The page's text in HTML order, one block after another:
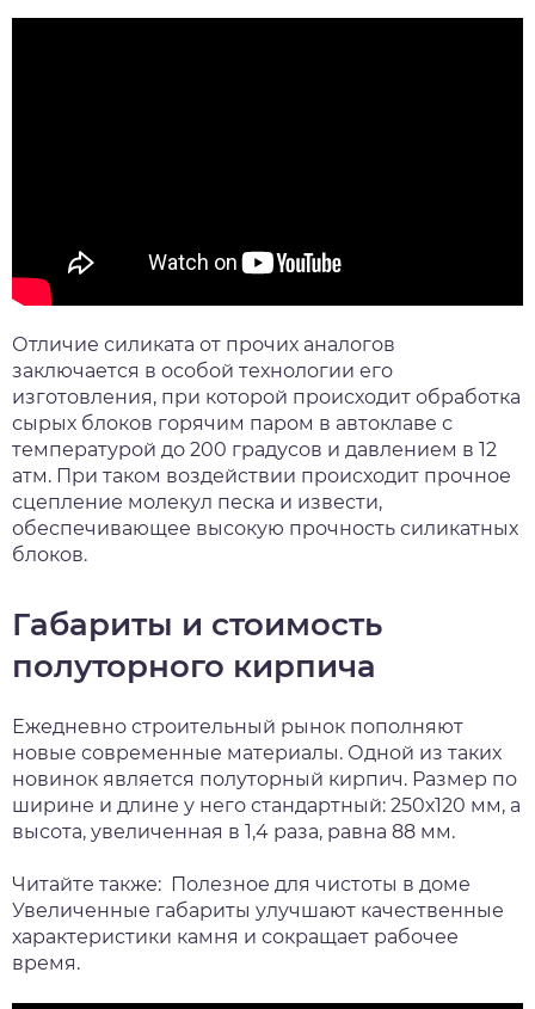
Отличие силиката от прочих аналогов
заключается в особой технологии его
изготовления, при которой происходит обработка
сырых блоков горячим паром в автоклаве с
температурой до 200 градусов и давлением в 12
атм. При таком воздействии происходит прочное
сцепление молекул песка и извести,
обеспечивающее высокую прочность силикатных
блоков.
Габариты и стоимость
полуторного кирпича
Ежедневно строительный рынок пополняют
новые современные материалы. Одной из таких
новинок является полуторный кирпич. Размер по
ширине и длине у него стандартный: 250х120 мм, а
высота, увеличенная в 1,4 раза, равна 88 мм.
Читайте также: Полезное для чистоты в доме
Увеличенные габариты улучшают качественные
характеристики камня и сокращает рабочее
время.